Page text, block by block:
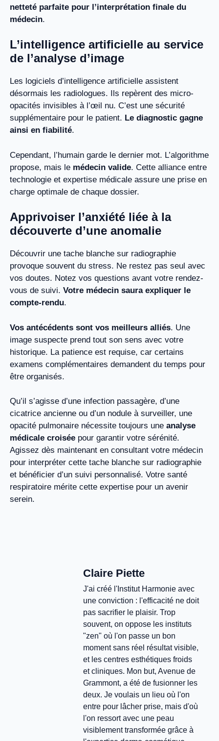
netteté parfaite pour l’interprétation finale du
médecin.
L’intelligence artificielle au service
de l’analyse d’image
Les logiciels d’intelligence artificielle assistent
désormais les radiologues. Ils repèrent des micro-
opacités invisibles à l’œil nu. C’est une sécurité
supplémentaire pour le patient. Le diagnostic gagne
ainsi en fiabilité.
Cependant, l’humain garde le dernier mot. L’algorithme
propose, mais le médecin valide. Cette alliance entre
technologie et expertise médicale assure une prise en
charge optimale de chaque dossier.
Apprivoiser l’anxiété liée à la
découverte d’une anomalie
Découvrir une tache blanche sur radiographie
provoque souvent du stress. Ne restez pas seul avec
vos doutes. Notez vos questions avant votre rendez-
vous de suivi. Votre médecin saura expliquer le
compte-rendu.
Vos antécédents sont vos meilleurs alliés. Une
image suspecte prend tout son sens avec votre
historique. La patience est requise, car certains
examens complémentaires demandent du temps pour
être organisés.
Qu’il s’agisse d’une infection passagère, d’une
cicatrice ancienne ou d’un nodule à surveiller, une
opacité pulmonaire nécessite toujours une analyse
médicale croisée pour garantir votre sérénité.
Agissez dès maintenant en consultant votre médecin
pour interpréter cette tache blanche sur radiographie
et bénéficier d’un suivi personnalisé. Votre santé
respiratoire mérite cette expertise pour un avenir
serein.
Claire Piette
J'ai créé l'Institut Harmonie avec
une conviction : l'efficacité ne doit
pas sacrifier le plaisir. Trop
souvent, on oppose les instituts
"zen" où l'on passe un bon
moment sans réel résultat visible,
et les centres esthétiques froids
et cliniques. Mon but, Avenue de
Grammont, a été de fusionner les
deux. Je voulais un lieu où l'on
entre pour lâcher prise, mais d'où
l'on ressort avec une peau
visiblement transformée grâce à